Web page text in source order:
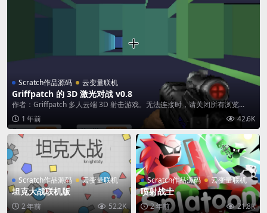
Scratch作品源码 云变量联机
Griffpatch 的 3D 激光对战 v0.8
作者：Griffpatch 多人云端 3D 射击游戏。无法连接时，请关闭所有浏览...
1 年前
42.6K
Scratch作品源码 云变量联机
坦克大战联机版
2 年前 52.2K
Scratch作品源码 云变量联机
喷射战士
2 年前 21.8K